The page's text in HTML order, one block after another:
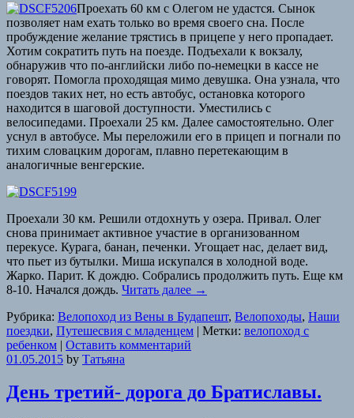
Проехать 60 км с Олегом не удастся. Сынок
позволяет нам ехать только во время своего сна. После
пробуждение желание трястись в прицепе у него пропадает.
Хотим сократить путь на поезде. Подъехали к вокзалу,
обнаружив что по-английски либо по-немецки в кассе не
говорят. Помогла проходящая мимо девушка. Она узнала, что
поездов таких нет, но есть автобус, остановка которого
находится в шаговой доступности. Уместились с
велосипедами. Проехали 25 км. Далее самостоятельно. Олег
уснул в автобусе. Мы переложили его в прицеп и погнали по
тихим словацким дорогам, плавно перетекающим в
аналогичные венгерские.
Проехали 30 км. Решили отдохнуть у озера. Привал. Олег
снова принимает активное участие в организованном
перекусе. Курага, банан, печенки. Угощает нас, делает вид,
что пьет из бутылки. Миша искупался в холодной воде.
Жарко. Парит. К дождю. Собрались продолжить путь. Еще км
8-10. Начался дождь. Читать далее →
Рубрика: Велопоход из Вены в Будапешт, Велопоходы, Наши
поездки, Путешесвия с младенцем | Метки: велопоход с
ребенком | Оставить комментарий
01.05.2015 by Татьяна
День третий- дорога до Братиславы.